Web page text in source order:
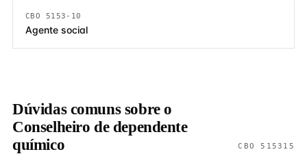
CBO 5153-10
Agente social
Dúvidas comuns sobre o
Conselheiro de dependente
químico
CBO 515315